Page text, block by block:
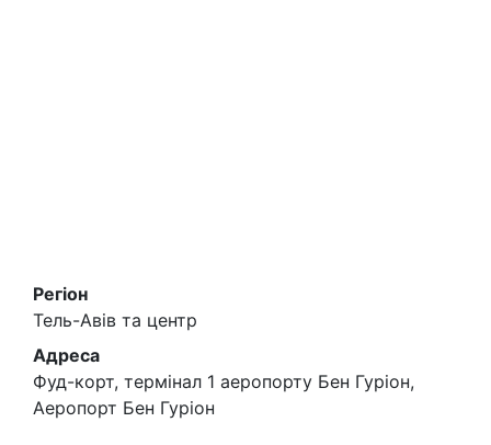
Регіон
Тель-Авів та центр
Адреса
Фуд-корт, термінал 1 аеропорту Бен Гуріон,
Аеропорт Бен Гуріон